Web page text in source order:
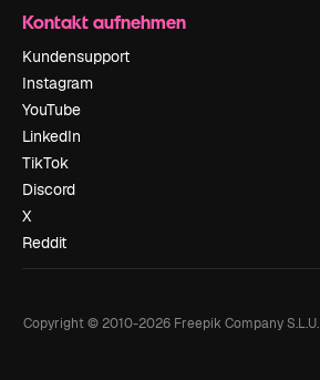
Kontakt aufnehmen
Kundensupport
Instagram
YouTube
LinkedIn
TikTok
Discord
X
Reddit
Copyright © 2010-2026Freepik Company S.L.U.